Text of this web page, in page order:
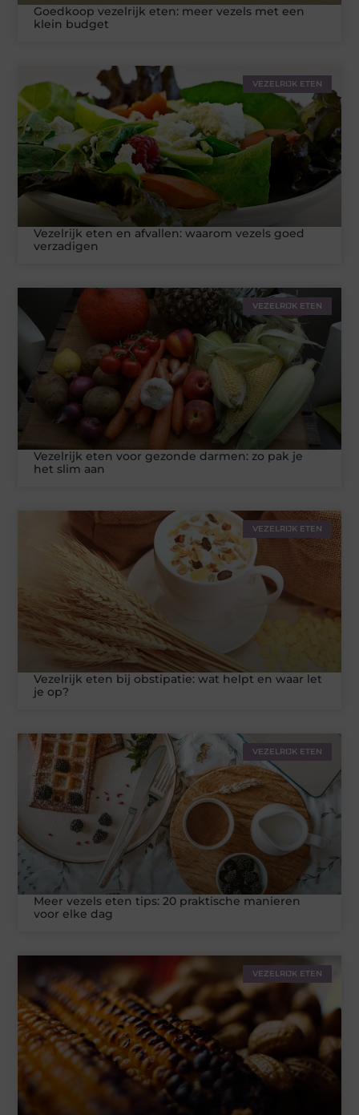
Goedkoop vezelrijk eten: meer vezels met een
klein budget
VEZELRIJK ETEN
Vezelrijk eten en afvallen: waarom vezels goed
verzadigen
VEZELRIJK ETEN
Vezelrijk eten voor gezonde darmen: zo pak je
het slim aan
VEZELRIJK ETEN
Vezelrijk eten bij obstipatie: wat helpt en waar let
je op?
VEZELRIJK ETEN
Meer vezels eten tips: 20 praktische manieren
voor elke dag
VEZELRIJK ETEN